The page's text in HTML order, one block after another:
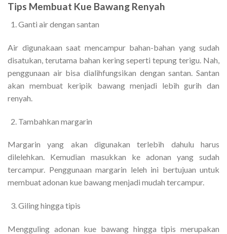
Tips Membuat Kue Bawang Renyah
Ganti air dengan santan
Air digunakaan saat mencampur bahan-bahan yang sudah
disatukan, terutama bahan kering seperti tepung terigu. Nah,
penggunaan air bisa dialihfungsikan dengan santan. Santan
akan membuat keripik bawang menjadi lebih gurih dan
renyah.
Tambahkan margarin
Margarin yang akan digunakan terlebih dahulu harus
dilelehkan. Kemudian masukkan ke adonan yang sudah
tercampur. Penggunaan margarin leleh ini bertujuan untuk
membuat adonan kue bawang menjadi mudah tercampur.
Giling hingga tipis
Mengguling adonan kue bawang hingga tipis merupakan